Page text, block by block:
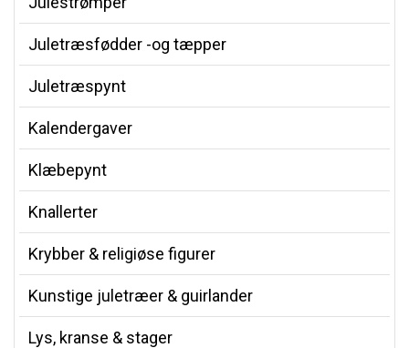
Juletræsfødder -og tæpper
Juletræspynt
Kalendergaver
Klæbepynt
Knallerter
Krybber & religiøse figurer
Kunstige juletræer & guirlander
Lys, kranse & stager